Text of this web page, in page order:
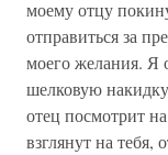
моему отцу
отправиться за
моего желания. Я
шелковую
отец посмотрит
взглянут на тебя,